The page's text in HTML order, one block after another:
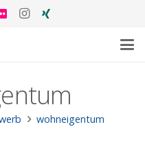
wohneigentum